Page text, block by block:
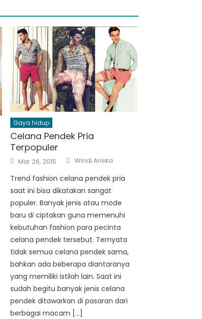
Gaya hidup
Celana Pendek Pria
Terpopuler
Posted
on
Mar 26, 2015 Author
Windi Ariska
Trend fashion celana pendek pria
saat ini bisa dikatakan sangat
populer. Banyak jenis atau mode
baru di ciptakan guna memenuhi
kebutuhan fashion para pecinta
celana pendek tersebut. Ternyata
tidak semua celana pendek sama,
bahkan ada beberapa diantaranya
yang memiliki istilah lain. Saat ini
sudah begitu banyak jenis celana
pendek ditawarkan di pasaran dari
berbagai macam […]